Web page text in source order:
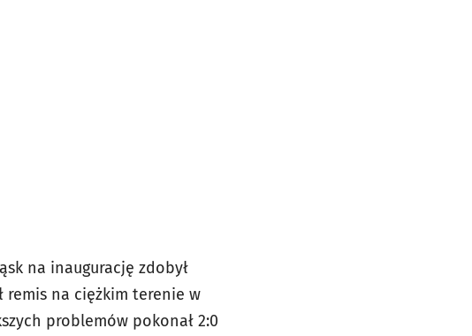
na inaugurację zdobył
remis na ciężkim terenie w
problemów pokonał 2:0